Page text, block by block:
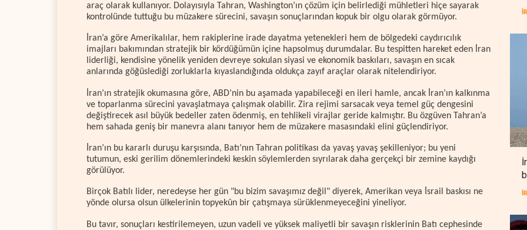
araç olarak kullanıyor. Dolayısıyla Tahran, Washington’ın çözüm için belirlediği mühletleri hiçe sayarak
kontrolünde tuttuğu bu müzakere sürecini, savaşın sonuçlarından kopuk bir olgu olarak görmüyor.
İran’a göre Amerikalılar, hem rakiplerine irade dayatma yetenekleri hem de bölgedeki caydırıcılık
imajları bakımından stratejik bir kördüğümün içine hapsolmuş durumdalar. Bu tespitten hareket eden İran
liderliği, kendisine yönelik yeniden devreye sokulan siyasi ve ekonomik baskıları, savaşın en sıcak
anlarında göğüslediği zorluklarla kıyaslandığında oldukça zayıf araçlar olarak nitelendiriyor.
İran’ın stratejik okumasına göre, ABD’nin bu aşamada yapabileceği en ileri hamle, ancak İran’ın kalkınma
ve toparlanma sürecini yavaşlatmaya çalışmak olabilir. Zira rejimi sarsacak veya temel güç dengesini
değiştirecek asıl büyük bedeller zaten ödenmiş, en tehlikeli virajlar geride kalmıştır. Bu özgüven Tahran’a
hem sahada geniş bir manevra alanı tanıyor hem de müzakere masasındaki elini güçlendiriyor.
İran’ın bu kararlı duruşu karşısında, Batı’nın Tahran politikası da yavaş yavaş şekilleniyor; bu yeni
tutumun, eski gerilim dönemlerindeki keskin söylemlerden sıyrılarak daha gerçekçi bir zemine kaydığı
görülüyor.
Birçok Batılı lider, neredeyse her gün "bu bizim savaşımız değil" diyerek, Amerikan veya İsrail baskısı ne
yönde olursa olsun ülkelerinin topyekûn bir çatışmaya sürüklenmeyeceğini yineliyor.
Bu tavır, sonuçları kestirilemeyen, uzun vadeli ve yüksek maliyetli bir savaşın risklerinin Batı cephesinde